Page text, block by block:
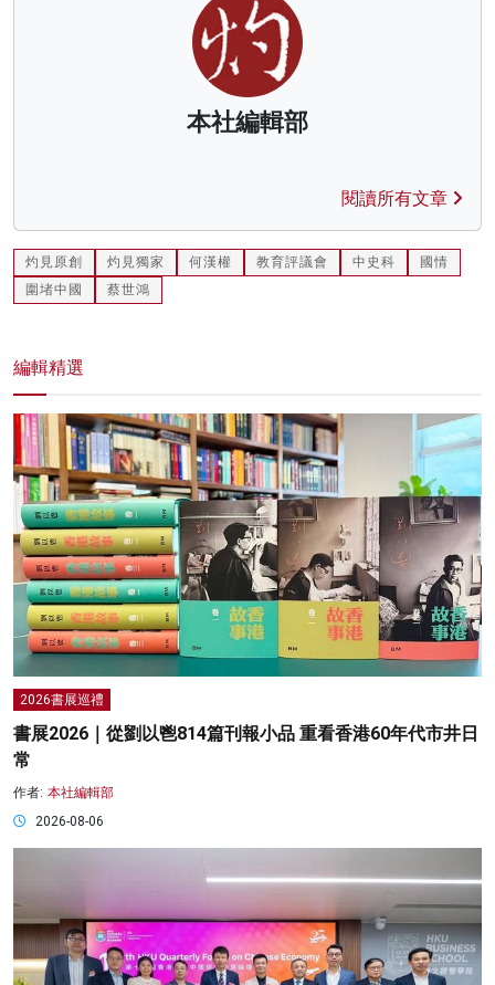
本社編輯部
閱讀所有文章
灼見原創 灼見獨家 何漢權 教育評議會 中史科
國情
圍堵中國
蔡世鴻
編輯精選
2026書展巡禮
書展2026｜從劉以鬯814篇刊報小品 重看香港60年代市井日
常
作者: 本社編輯部
2026-08-06